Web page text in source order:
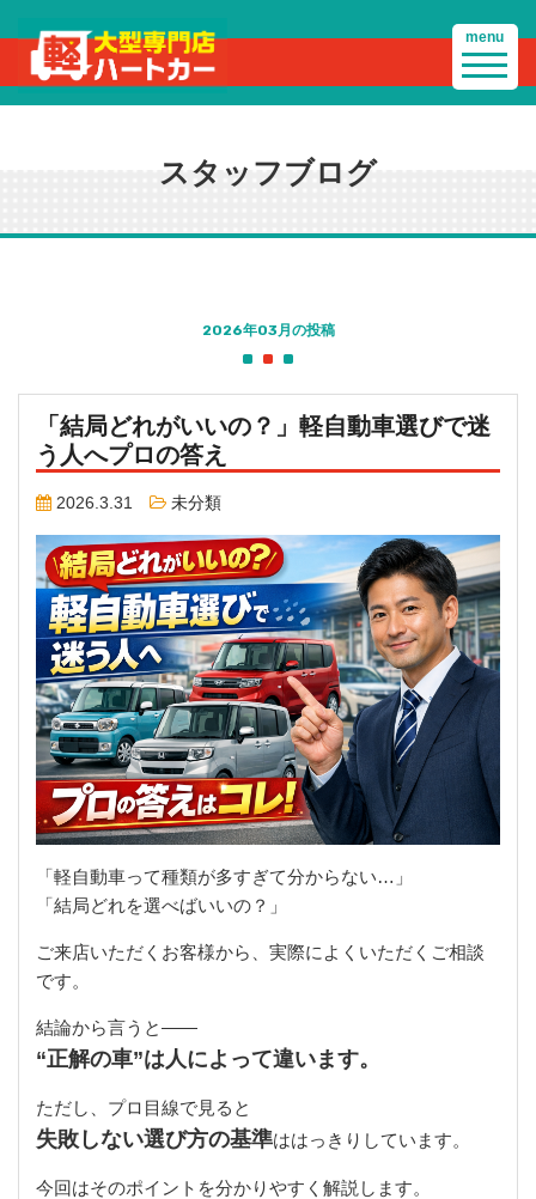
menu
スタッフブログ
2026年03月の投稿
「結局どれがいいの？」軽自動車選びで迷
う人へプロの答え
2026.3.31 未分類
「軽自動車って種類が多すぎて分からない…」
「結局どれを選べばいいの？」
ご来店いただくお客様から、実際によくいただくご相談
です。
結論から言うと――
“正解の車”は人によって違います。
ただし、プロ目線で見ると
失敗しない選び方の基準ははっきりしています。
今回はそのポイントを分かりやすく解説します。